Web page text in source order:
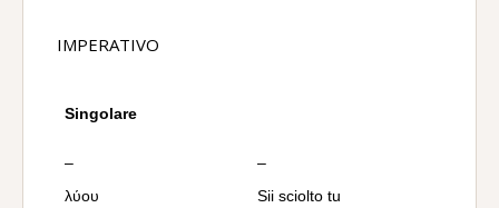
IMPERATIVO
Singolare
–
–
λύου
Sii sciolto tu